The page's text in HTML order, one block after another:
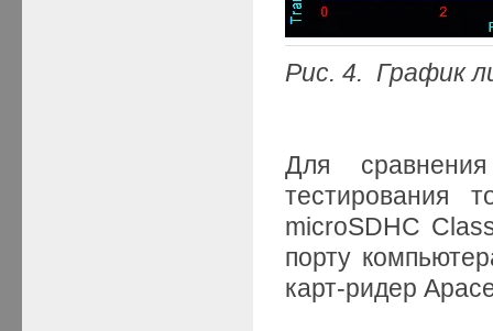
Рис. 4. График
Для
тестирования
microSDHC
порту
карт-ридер